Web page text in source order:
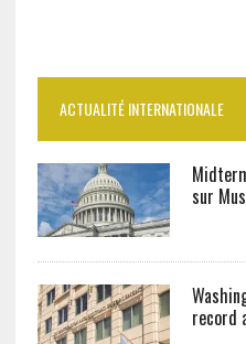
ACTUALITÉ INTERNATIONALE
sur
record